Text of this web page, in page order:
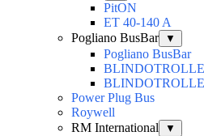
PitON
ET 40-140 A
Pogliano BusBar
▼
Pogliano BusBar
Power Plug Bus
Roywell
RM International
▼